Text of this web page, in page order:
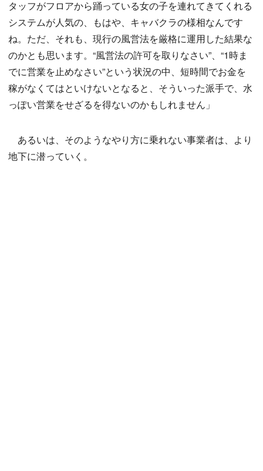
タッフがフロアから踊っている女の子を連れてきてくれる
システムが人気の、もはや、キャバクラの様相なんです
ね。ただ、それも、現行の風営法を厳格に運用した結果な
のかとも思います。“風営法の許可を取りなさい”、“1時ま
でに営業を止めなさい”という状況の中、短時間でお金を
稼がなくてはといけないとなると、そういった派手で、水
っぽい営業をせざるを得ないのかもしれません」
あるいは、そのようなやり方に乗れない事業者は、より
地下に潜っていく。